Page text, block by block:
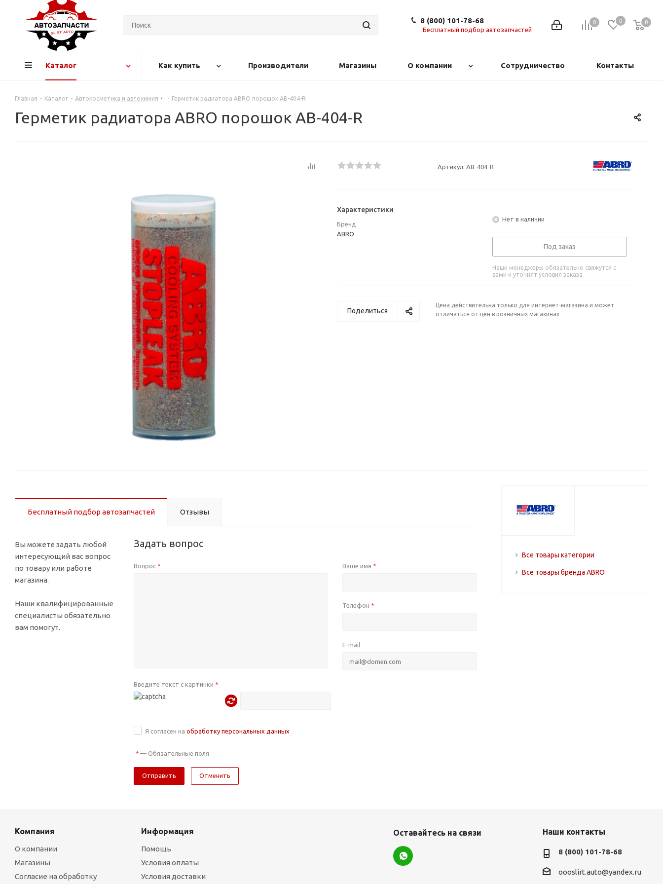
0 0 0
0
8 (800) 101-78-68
Бесплатный подбор автозапчастей
Каталог Как купить Производители Магазины О компании Сотрудничество Контакты
Главная - Каталог - Автокосметика и автохимия - Герметик радиатора ABRO порошок AB-404-R
Герметик радиатора ABRO порошок AB-404-R
Артикул: AB-404-R
Характеристики
Бренд
ABRO
Нет в наличии
Под заказ
Наши менеджеры обязательно свяжутся с
вами и уточнят условия заказа
Поделиться
Цена действительна только для интернет-магазина и может
отличаться от цен в розничных магазинах
Бесплатный подбор автозапчастей Отзывы
Вы можете задать любой
интересующий вас вопрос
по товару или работе
магазина.
Наши квалифицированные
специалисты обязательно
вам помогут.
Задать вопрос
Вопрос * Ваше имя *
Телефон *
E-mail
Введите текст с картинки *
Я согласен наобработку персональных данных
* —Обязательные поля
Отменить
Все товары категории
Все товары бренда ABRO
Компания
О компании
Магазины
Согласие на обработку
Информация
Помощь
Условия оплаты
Условия доставки
Оставайтесь на связи Наши контакты
8 (800) 101-78-68
oooslirt.auto@yandex.ru